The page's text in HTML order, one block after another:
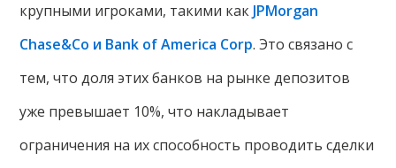
крупными игроками, такими как JPMorgan
Chase&Co и Bank of America Corp. Это связано с
тем, что доля этих банков на рынке депозитов
уже превышает 10%, что накладывает
ограничения на их способность проводить сделки